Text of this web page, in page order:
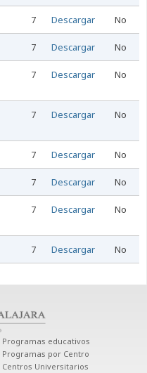
7 Descargar No
7 Descargar No
7 Descargar No
7 Descargar No
7 Descargar No
7 Descargar No
7 Descargar No
7 Descargar No
Programas educativos
Programas por Centro
Centros Universitarios